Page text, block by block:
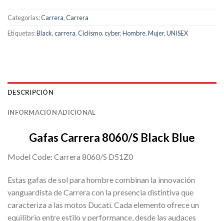
Categorías:Carrera,Carrera
Etiquetas:Black,carrera,Ciclismo,cyber,Hombre,Mujer,UNISEX
DESCRIPCIÓN
INFORMACIÓN ADICIONAL
Gafas Carrera 8060/S Black Blue
Model Code: Carrera 8060/S D51Z0
Estas gafas de sol para hombre combinan la innovación
vanguardista de Carrera con la presencia distintiva que
caracteriza a las motos Ducati. Cada elemento ofrece un
equilibrio entre estilo y performance, desde las audaces